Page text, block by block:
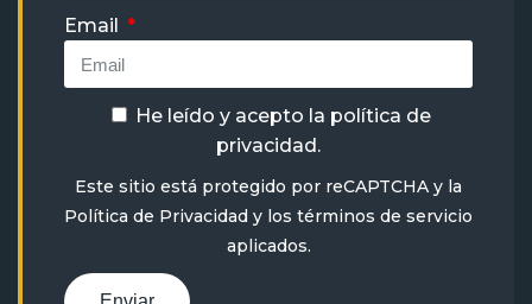
Email
He leído y acepto la política de
privacidad .
Este sitio está protegido por reCAPTCHA y la
Política de Privacidad y los términos de servicio
aplicados.